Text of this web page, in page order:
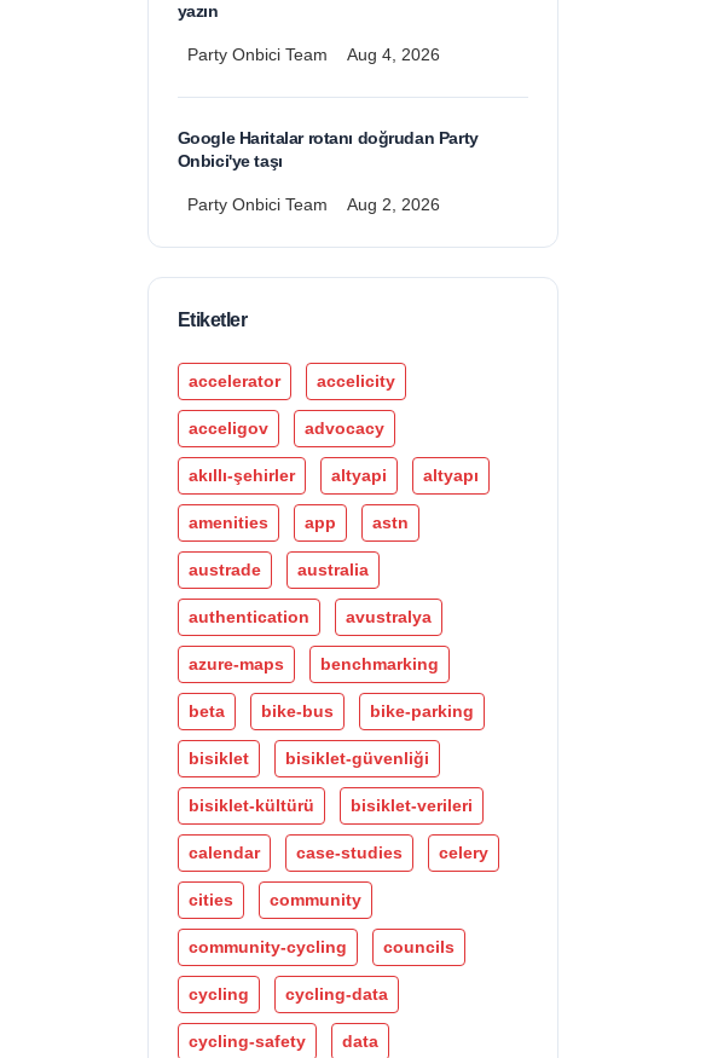
yazın
Party Onbici Team Aug 4, 2026
Google Haritalar rotanı doğrudan Party
Onbici'ye taşı
Party Onbici Team Aug 2, 2026
Etiketler
accelerator accelicity
acceligov advocacy
akıllı-şehirler altyapi altyapı
amenities app astn
austrade australia
authentication avustralya
azure-maps benchmarking
beta bike-bus bike-parking
bisiklet bisiklet-güvenliği
bisiklet-kültürü bisiklet-verileri
calendar case-studies celery
cities community
community-cycling councils
cycling cycling-data
cycling-safety data